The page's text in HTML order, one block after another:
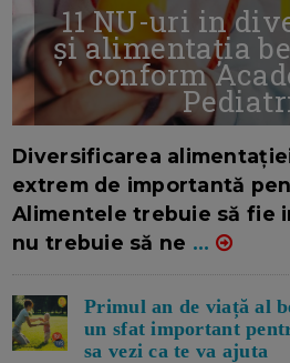
11 NU-uri in
și alimentația
conform
Diversificarea
extrem de importantă
Alimentele trebuie să fie
nu trebuie să ne ...
Primul an de viață al
un sfat important
sa vezi ca te va ajuta